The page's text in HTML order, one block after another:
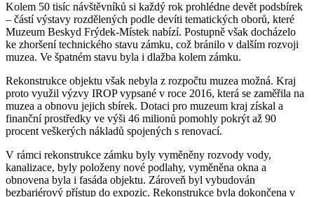
Kolem 50 tisíc návštěvníků si každý rok prohlédne devět podsbírek
– částí výstavy rozdělených podle devíti tematických oborů, které
Muzeum Beskyd Frýdek-Místek nabízí. Postupně však docházelo
ke zhoršení technického stavu zámku, což bránilo v dalším rozvoji
muzea. Ve špatném stavu byla i dlažba kolem zámku.
Rekonstrukce objektu však nebyla z rozpočtu muzea možná. Kraj
proto využil výzvy IROP vypsané v roce 2016, která se zaměřila na
muzea a obnovu jejich sbírek. Dotaci pro muzeum kraj získal a
finanční prostředky ve výši 46 milionů pomohly pokrýt až 90
procent veškerých nákladů spojených s renovací.
V rámci rekonstrukce zámku byly vyměněny rozvody vody,
kanalizace, byly položeny nové podlahy, vyměněna okna a
obnovena byla i fasáda objektu. Zároveň byl vybudován
bezbariérový přístup do expozic. Rekonstrukce byla dokončena v